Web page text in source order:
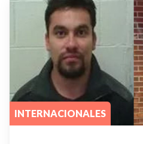
INTERNACIONALES